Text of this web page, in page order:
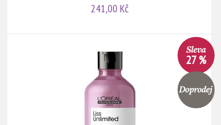
241,00 Kč
27 %